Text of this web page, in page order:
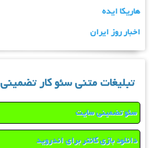
هاریکا ایده
اخبار روز ایران
تبلیغات متنی سئو کار تضمینی
سئو تضمینی سایت
دانلود بازی کانتر برای اندروید